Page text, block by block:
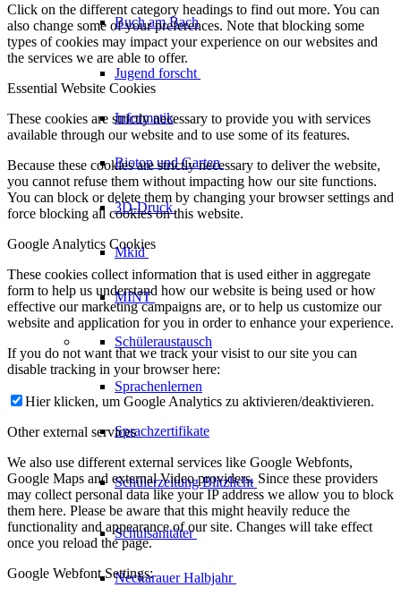
Buch am Bach
Jugend forscht
Informatik
Biotop und Garten
3D-Druck
Mkid
MINT
Schüleraustausch
Sprachenlernen
Sprachzertifikate
SchülerzeitungBlitzlicht
Schulsanitäter
NeckarauerHalbjahr
Click on the different category headings to find out more. You can
also change some of your preferences. Note that blocking some
types of cookies may impact your experience on our websites and
the services we are able to offer.
Essential Website Cookies
These cookies are strictly necessary to provide you with services
available through our website and to use some of its features.
Because these cookies are strictly necessary to deliver the website,
you cannot refuse them without impacting how our site functions.
You can block or delete them by changing your browser settings and
force blocking all cookies on this website.
Google Analytics Cookies
These cookies collect information that is used either in aggregate
form to help us understand how our website is being used or how
effective our marketing campaigns are, or to help us customize our
website and application for you in order to enhance your experience.
If you do not want that we track your visist to our site you can
disable tracking in your browser here:
Hier klicken, um Google Analytics zu aktivieren/deaktivieren.
Other external services
We also use different external services like Google Webfonts,
Google Maps and external Video providers. Since these providers
may collect personal data like your IP address we allow you to block
them here. Please be aware that this might heavily reduce the
functionality and appearance of our site. Changes will take effect
once you reload the page.
Google Webfont Settings: